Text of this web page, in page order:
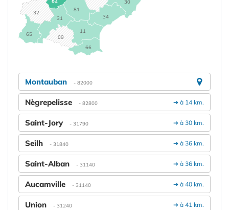
09
11
30
31
32
34
65
66
81
Montauban - 82000
➔ à 14 km.
Nègrepelisse - 82800
➔ à 30 km.
Saint-Jory - 31790
➔ à 36 km.
Seilh - 31840
➔ à 36 km.
Saint-Alban - 31140
➔ à 40 km.
Aucamville - 31140
➔ à 41 km.
Union - 31240